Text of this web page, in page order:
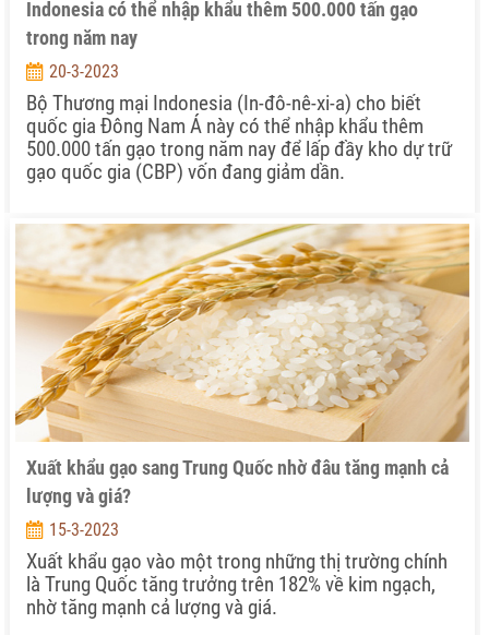
Indonesia có thể nhập khẩu thêm 500.000 tấn gạo
trong năm nay
20-3-2023
Bộ Thương mại Indonesia (In-đô-nê-xi-a) cho biết
quốc gia Đông Nam Á này có thể nhập khẩu thêm
500.000 tấn gạo trong năm nay để lấp đầy kho dự trữ
gạo quốc gia (CBP) vốn đang giảm dần.
Xuất khẩu gạo sang Trung Quốc nhờ đâu tăng mạnh cả
lượng và giá?
15-3-2023
Xuất khẩu gạo vào một trong những thị trường chính
là Trung Quốc tăng trưởng trên 182% về kim ngạch,
nhờ tăng mạnh cả lượng và giá.